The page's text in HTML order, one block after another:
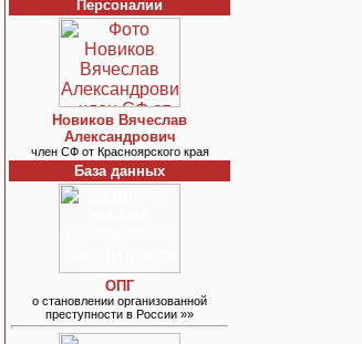
Персоналии
Новиков Вячеслав
Александрович
член СФ от Красноярского края
База данных
ОПГ
о становлении организованной
преступности в России »»